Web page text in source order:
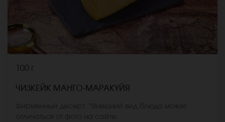
100 г
ЧИЗКЕЙК МАНГО-МАРАКУЙЯ